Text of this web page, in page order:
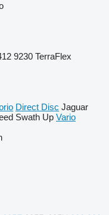
9230 TerraFlex
Direct Disc Jaguar
Swath Up Vario